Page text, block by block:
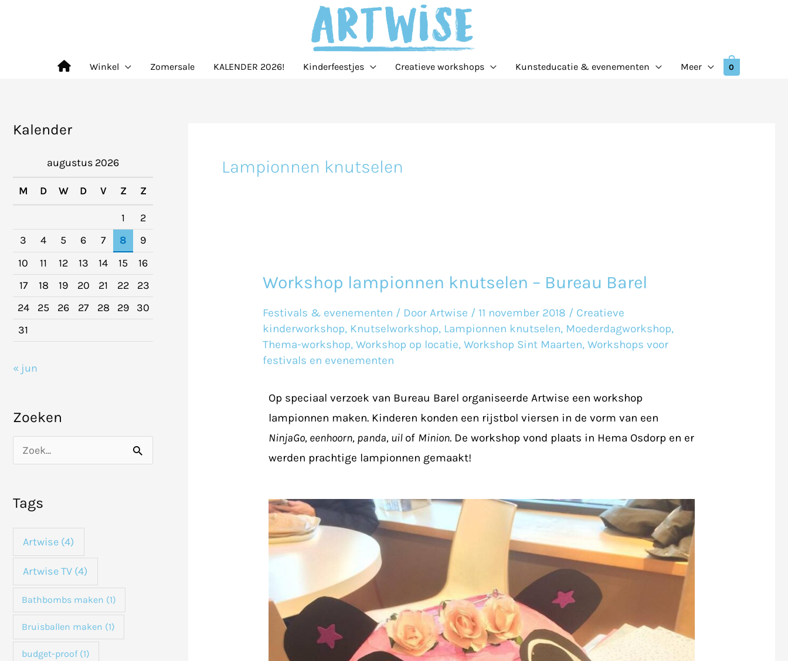
Winkel Zomersale KALENDER 2026! Kinderfeestjes Creatieve workshops Kunsteducatie & evenementen Meer 0
Kalender
augustus 2026
M D W D V Z Z
1
2
3
4 5 6 7 8
9
10
11 12 13 14 15
16
17
18 19 20 21 22
23
24
25 26 27 28 29
30
31
« jun
Zoeken
e
a
Tags
Artwise (4)
Artwise TV (4)
Bathbombs maken (1)
Bruisballen maken (1)
budget-proof(1)
Lampionnen knutselen
Workshop lampionnen knutselen – Bureau Barel
Festivals & evenementen / Door Artwise / 11 november 2018 / Creatieve
kinderworkshop, Knutselworkshop, Lampionnen knutselen, Moederdagworkshop,
Thema-workshop, Workshop op locatie, Workshop Sint Maarten, Workshops voor
festivals en evenementen
Op speciaal verzoek van Bureau Barel organiseerde Artwise een workshop
lampionnen maken. Kinderen konden een rijstbol viersen in de vorm van een
NinjaGo, eenhoorn, panda, uil of Minion. De workshop vond plaats in Hema Osdorp en er
werden prachtige lampionnen gemaakt!
Workshop
knutselen
–
Bureau